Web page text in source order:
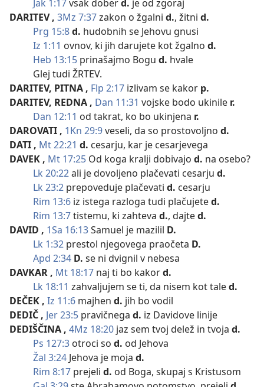
Jak 1:17vsak doberd. je od zgoraj
DARITEV , 3Mz 7:37zakon o žgalni d., žitni d.
Prg 15:8d. hudobnih se Jehovu gnusi
Iz 1:11 ovnov, ki jih darujete kot žgalno d.
Heb 13:15 prinašajmo Bogu d. hvale
Glej tudi ŽRTEV.
DARITEV, PITNA , Flp 2:17 izlivam se kakor p.
DARITEV, REDNA , Dan 11:31 vojske bodo ukinile r.
Dan 12:11 od takrat, ko bo ukinjena r.
DAROVATI , 1Kn 29:9veseli, da so prostovoljno d.
DATI , Mt 22:21 d. cesarju, kar je cesarjevega
DAVEK , Mt 17:25 Od koga kralji dobivajo d. na osebo?
Lk 20:22ali je dovoljeno plačevati cesarju d.
Lk 23:2 prepoveduje plačevati d. cesarju
Rim 13:6 iz istega razloga tudi plačujeted.
Rim 13:7tistemu, ki zahteva d., dajted.
DAVID , 1Sa 16:13Samuel je mazilil D.
Lk 1:32 prestol njegovega praočeta D.
Apd 2:34 D. se ni dvignil v nebesa
DAVKAR , Mt 18:17 naj ti bo kakord.
Lk 18:11 zahvaljujem se ti, da nisem kot taled.
DEČEK , Iz 11:6 majhen d. jih bo vodil
DEDIČ , Jer 23:5 pravičnega d. iz Davidove linije
DEDIŠČINA , 4Mz 18:20 jaz sem tvoj delež in tvoja d.
Ps 127:3 otroci so d. od Jehova
Žal 3:24 Jehova je moja d.
Rim 8:17 prejeli d. od Boga, skupaj s Kristusom